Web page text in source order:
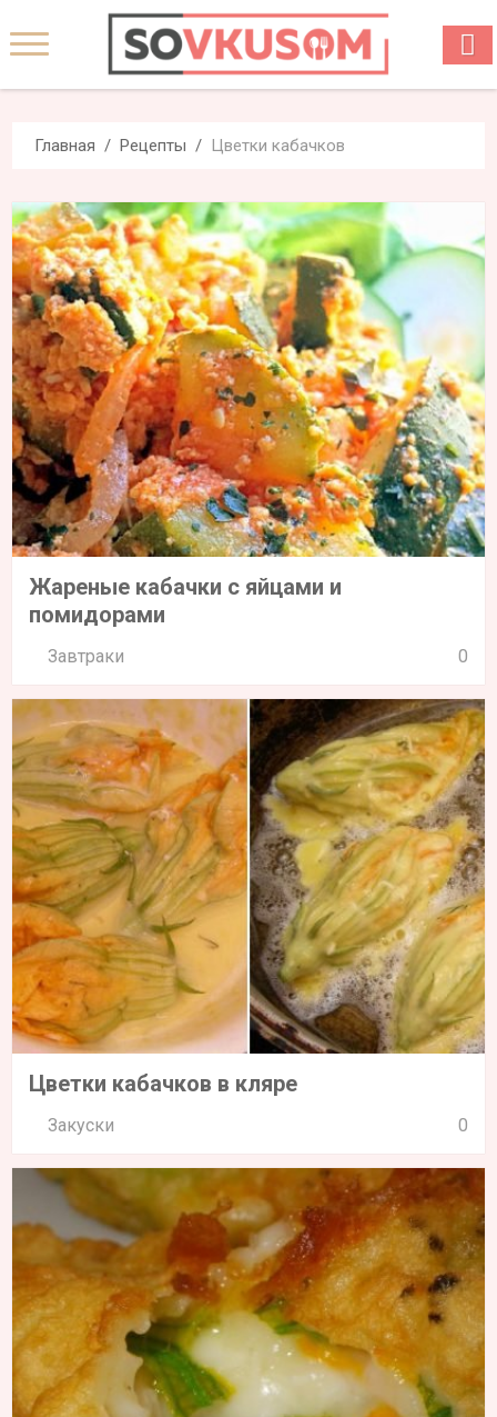
Главная Рецепты Цветки кабачков
Жареные кабачки с яйцами и
помидорами
Завтраки 0
Цветки кабачков в кляре
Закуски 0